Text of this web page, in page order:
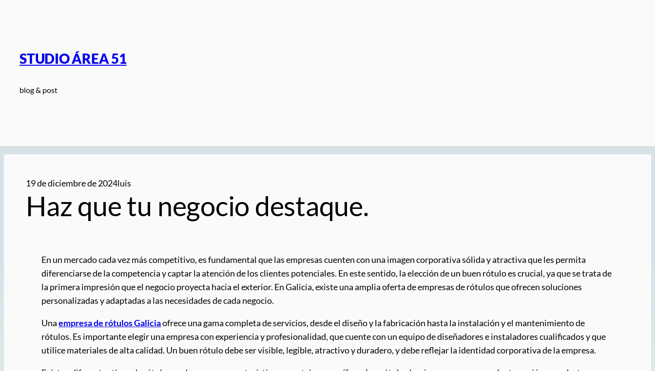
STUDIO ÁREA 51
blog & post
19 de diciembre de 2024luis
Haz que tu negocio destaque.
En un mercado cada vez más competitivo, es fundamental que las empresas cuenten con una imagen corporativa sólida y atractiva que les permita
diferenciarse de la competencia y captar la atención de los clientes potenciales. En este sentido, la elección de un buen rótulo es crucial, ya que se trata de
la primera impresión que el negocio proyecta hacia el exterior. En Galicia, existe una amplia oferta de empresas de rótulos que ofrecen soluciones
personalizadas y adaptadas a las necesidades de cada negocio.
Unaempresa de rótulos Galiciaofrece una gama completa de servicios, desde el diseño y la fabricación hasta la instalación y el mantenimiento de
rótulos. Es importante elegir una empresa con experiencia y profesionalidad, que cuente con un equipo de diseñadores e instaladores cualificados y que
utilice materiales de alta calidad. Un buen rótulo debe ser visible, legible, atractivo y duradero, y debe reflejar la identidad corporativa de la empresa.